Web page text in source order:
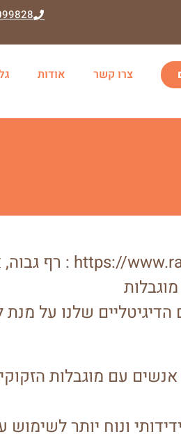
אודות צרו קשר
רף גבוה : https://
שלנו על מנת
הינם אנשים עם
ונוח יותר